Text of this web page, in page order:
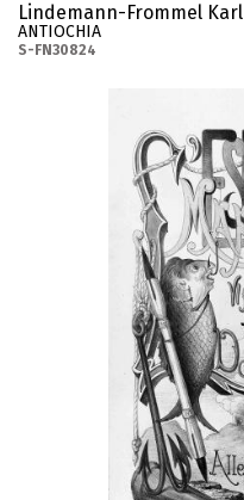
Lindemann-Frommel Karl
ANTIOCHIA
S-FN30824